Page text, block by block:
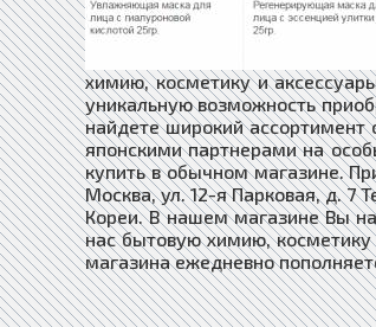
химию, косметику и
уникальную возможность
найдете широкий
японскими партнерами на
купить в обычном магазине.
Москва, ул. 12-я Парковая, д. 7
Кореи. В нашем магазине Вы
нас бытовую химию, косметику
магазина ежедневно